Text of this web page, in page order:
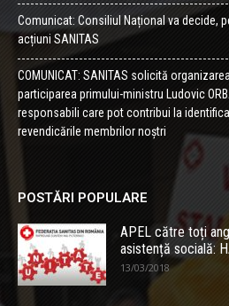
Comunicat: Consiliul Național va decide,
acțiuni SANITAS
COMUNICAT: SANITAS solicită
participarea primului-ministru Ludovic
responsabili care pot contribui la
revendicările membrilor noștri
POSTĂRI POPULARE
APEL către toți
asistență socială:
13/03/2018